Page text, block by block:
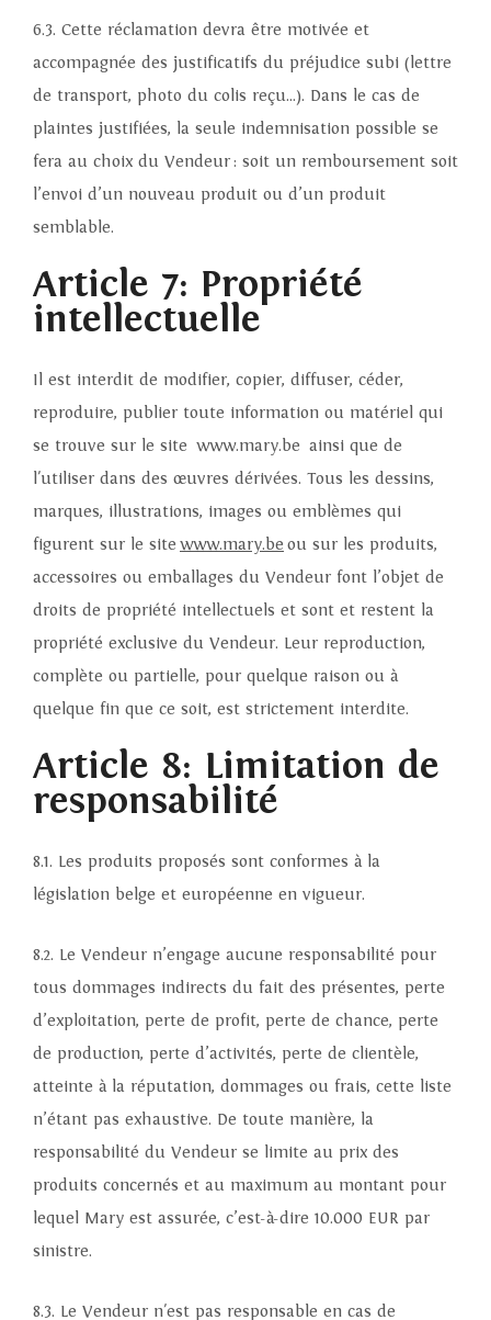
La marque
La boutique en ligne
6.3. Cette réclamation devra être motivée et
accompagnée des justificatifs du préjudice subi (lettre
de transport, photo du colis reçu…). Dans le cas de
plaintes justifiées, la seule indemnisation possible se
fera au choix du Vendeur : soit un remboursement soit
l’envoi d’un nouveau produit ou d’un produit
semblable.
Article 7: Propriété
intellectuelle
Il est interdit de modifier, copier, diffuser, céder,
reproduire, publier toute information ou matériel qui
se trouve sur le site www.mary.be ainsi que de
l'utiliser dans des œuvres dérivées. Tous les dessins,
marques, illustrations, images ou emblèmes qui
figurent sur le site www.mary.be ou sur les produits,
accessoires ou emballages du Vendeur font l’objet de
droits de propriété intellectuels et sont et restent la
propriété exclusive du Vendeur. Leur reproduction,
complète ou partielle, pour quelque raison ou à
quelque fin que ce soit, est strictement interdite.
Article 8: Limitation de
responsabilité
8.1. Les produits proposés sont conformes à la
législation belge et européenne en vigueur.
8.2. Le Vendeur n’engage aucune responsabilité pour
tous dommages indirects du fait des présentes, perte
d’exploitation, perte de profit, perte de chance, perte
de production, perte d’activités, perte de clientèle,
atteinte à la réputation, dommages ou frais, cette liste
n’étant pas exhaustive. De toute manière, la
responsabilité du Vendeur se limite au prix des
produits concernés et au maximum au montant pour
lequel Mary est assurée, c’est-à-dire 10.000 EUR par
sinistre.
8.3. Le Vendeur n'est pas responsable en cas de